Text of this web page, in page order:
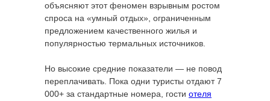
объясняют этот феномен взрывным ростом
спроса на «умный отдых», ограниченным
предложением качественного жилья и
популярностью термальных источников.
Но высокие средние показатели — не повод
переплачивать. Пока одни туристы отдают 7
000+ за стандартные номера, гости отеля